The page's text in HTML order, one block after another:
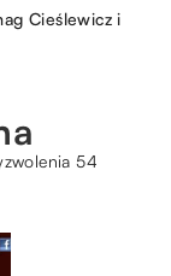
Cieślewicz i
54